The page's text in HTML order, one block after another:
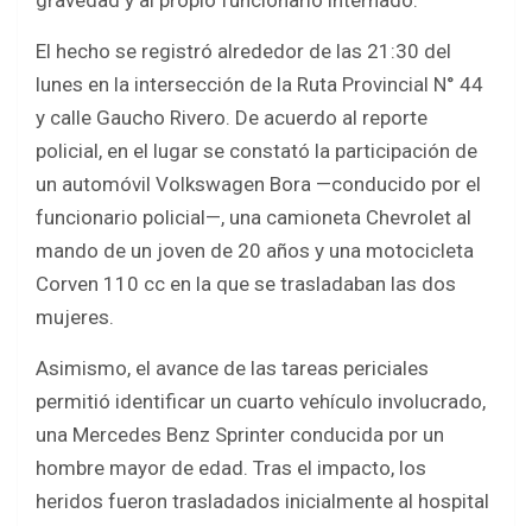
El hecho se registró alrededor de las 21:30 del
lunes en la intersección de la Ruta Provincial N° 44
y calle Gaucho Rivero. De acuerdo al reporte
policial, en el lugar se constató la participación de
un automóvil Volkswagen Bora —conducido por el
funcionario policial—, una camioneta Chevrolet al
mando de un joven de 20 años y una motocicleta
Corven 110 cc en la que se trasladaban las dos
mujeres.
Asimismo, el avance de las tareas periciales
permitió identificar un cuarto vehículo involucrado,
una Mercedes Benz Sprinter conducida por un
hombre mayor de edad. Tras el impacto, los
heridos fueron trasladados inicialmente al hospital